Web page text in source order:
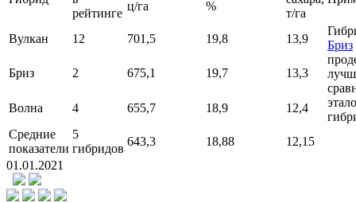
рейтинге
ц/га
%
т/га
Вулкан 12 701,5 19,8 13,9
Бриз
Бриз 2 675,1 19,7 13,3
Волна 4 655,7 18,9
12,4
Средние
показатели
5
гибридов
643,3 18,88
12,15
01.01.2021